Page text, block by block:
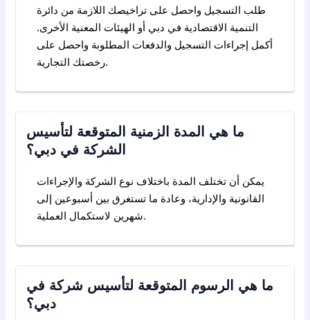
طلب التسجيل واحصل على تراخيصك اللازمة من دائرة
التنمية الاقتصادية في دبي أو الهيئات المعنية الأخرى.
أكمل إجراءات التسجيل والدفعات المطلوبة واحصل على
رخصتك التجارية.
ما هي المدة الزمنية المتوقعة لتأسيس
الشركة في دبي؟
يمكن أن تختلف المدة باختلاف نوع الشركة والإجراءات
القانونية والإدارية، وعادة ما تستغرق بين أسبوعين إلى
شهرين لاستكمال العملية.
ما هي الرسوم المتوقعة لتأسيس شركة في
دبي؟